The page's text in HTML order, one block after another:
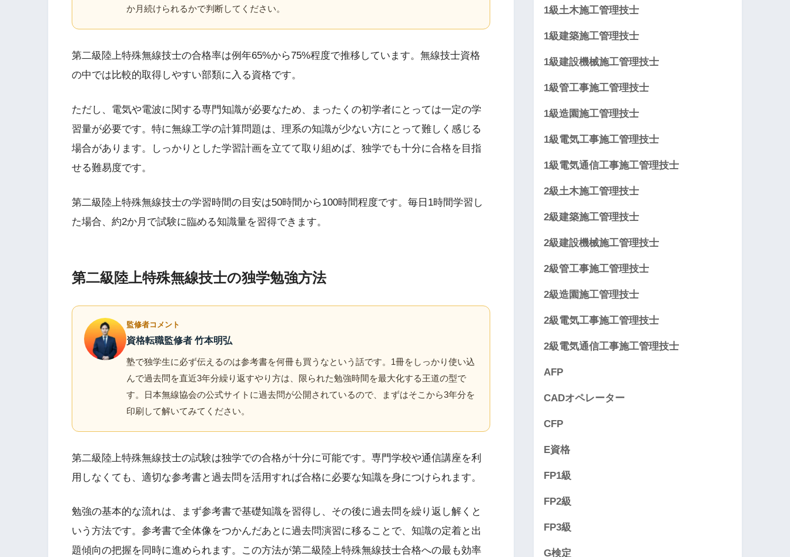
か月続けられるかで判断してください。
第二級陸上特殊無線技士の合格率は例年65%から75%程度で推移しています。無線技士資格
の中では比較的取得しやすい部類に入る資格です。
ただし、電気や電波に関する専門知識が必要なため、まったくの初学者にとっては一定の学
習量が必要です。特に無線工学の計算問題は、理系の知識が少ない方にとって難しく感じる
場合があります。しっかりとした学習計画を立てて取り組めば、独学でも十分に合格を目指
せる難易度です。
第二級陸上特殊無線技士の学習時間の目安は50時間から100時間程度です。毎日1時間学習し
た場合、約2か月で試験に臨める知識量を習得できます。
第二級陸上特殊無線技士の独学勉強方法
監修者コメント
資格転職監修者 竹本明弘
塾で独学生に必ず伝えるのは参考書を何冊も買うなという話です。1冊をしっかり使い込
んで過去問を直近3年分繰り返すやり方は、限られた勉強時間を最大化する王道の型で
す。日本無線協会の公式サイトに過去問が公開されているので、まずはそこから3年分を
印刷して解いてみてください。
第二級陸上特殊無線技士の試験は独学での合格が十分に可能です。専門学校や通信講座を利
用しなくても、適切な参考書と過去問を活用すれば合格に必要な知識を身につけられます。
勉強の基本的な流れは、まず参考書で基礎知識を習得し、その後に過去問を繰り返し解くと
いう方法です。参考書で全体像をつかんだあとに過去問演習に移ることで、知識の定着と出
題傾向の把握を同時に進められます。この方法が第二級陸上特殊無線技士合格への最も効率
1級土木施工管理技士
1級建築施工管理技士
1級建設機械施工管理技士
1級管工事施工管理技士
1級造園施工管理技士
1級電気工事施工管理技士
1級電気通信工事施工管理技士
2級土木施工管理技士
2級建築施工管理技士
2級建設機械施工管理技士
2級管工事施工管理技士
2級造園施工管理技士
2級電気工事施工管理技士
2級電気通信工事施工管理技士
AFP
CADオペレーター
CFP
E資格
FP1級
FP2級
FP3級
G検定